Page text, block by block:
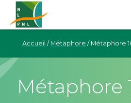
Accueil / Métaphore / Métaphore
Métaphore